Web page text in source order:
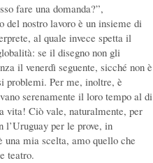
fare una domanda?”,
del nostro lavoro è un insieme di
al quale invece spetta il
se il disegno non gli
il venerdì seguente, sicché non è
problemi. Per me, inoltre, è
serenamente il loro tempo al di
vita! Ciò vale, naturalmente, per
l’Uruguay per le prove, in
una mia scelta, amo quello che
teatro.